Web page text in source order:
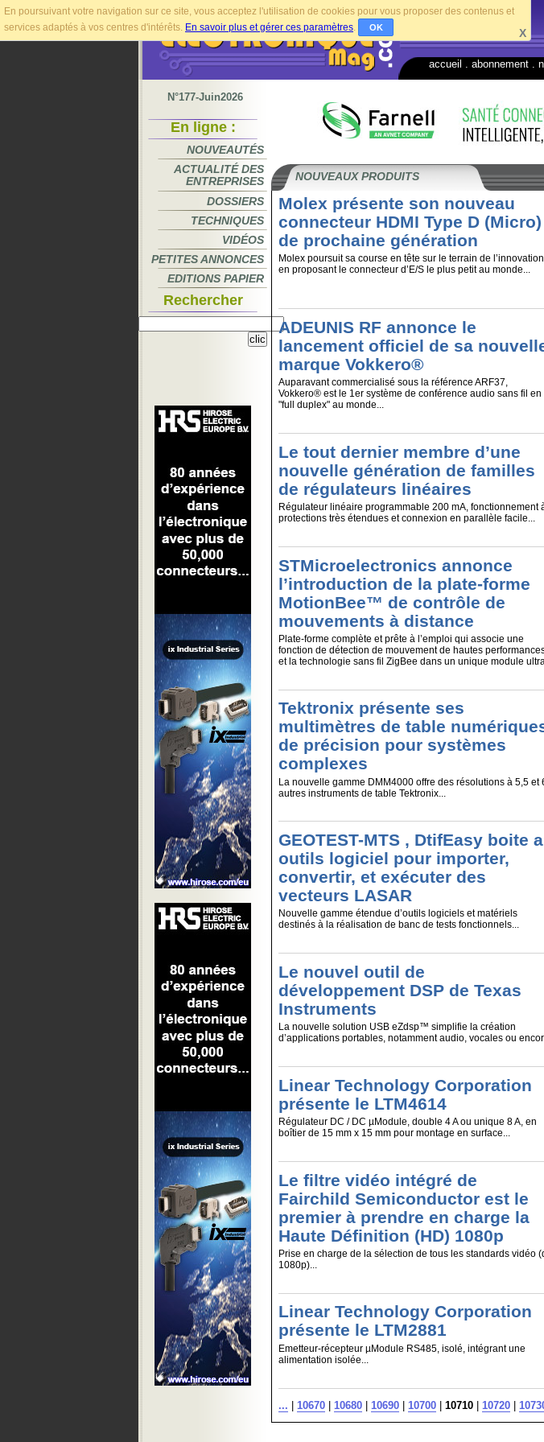
En poursuivant votre navigation sur ce site, vous acceptez l'utilisation de cookies pour vous proposer des contenus et
services adaptés à vos centres d'intérêts. En savoir plus et gérer ces paramètres. OK X
accueil abonnement
N°177-Juin2026
En ligne :
NOUVEAUTÉS
ACTUALITÉ DES
ENTREPRISES
DOSSIERS
TECHNIQUES
VIDÉOS
PETITES ANNONCES
EDITIONS PAPIER
Rechercher
NOUVEAUX PRODUITS
Molex présente son nouveau
connecteur HDMI Type D (Micro)
de prochaine génération
Molex poursuit sa course en tête sur le terrain de l’innovation
en proposant le connecteur d’E/S le plus petit au monde...
ADEUNIS RF annonce le
lancement officiel de sa
marque Vokkero®
Auparavant commercialisé sous la référence ARF37,
Vokkero® est le 1er système de conférence audio sans fil en
"full duplex" au monde...
Le tout dernier membre d’une
nouvelle génération de familles
de régulateurs linéaires
Régulateur linéaire programmable 200 mA, fonctionnement
protections très étendues et connexion en parallèle facile...
STMicroelectronics annonce
l’introduction de la plate-forme
MotionBee™ de contrôle de
mouvements à distance
Plate-forme complète et prête à l’emploi qui associe une
fonction de détection de mouvement de hautes
et la technologie sans fil ZigBee dans un unique module
Tektronix présente ses
multimètres de table
de précision pour systèmes
complexes
La nouvelle gamme DMM4000 offre des résolutions à 5,5 et
autres instruments de table Tektronix...
GEOTEST-MTS , DtifEasy boite a
outils logiciel pour importer,
convertir, et exécuter des
vecteurs LASAR
Nouvelle gamme étendue d’outils logiciels et matériels
destinés à la réalisation de banc de tests fonctionnels...
Le nouvel outil de
développement DSP de Texas
Instruments
La nouvelle solution USB eZdsp™ simplifie la création
d’applications portables, notamment audio, vocales ou
Linear Technology Corporation
présente le LTM4614
Régulateur DC / DC µModule, double 4 A ou unique 8 A, en
boîtier de 15 mm x 15 mm pour montage en surface...
Le filtre vidéo intégré de
Fairchild Semiconductor est le
premier à prendre en charge la
Haute Définition (HD) 1080p
Prise en charge de la sélection de tous les standards vidéo
1080p)...
Linear Technology Corporation
présente le LTM2881
Emetteur-récepteur µModule RS485, isolé, intégrant une
alimentation isolée...
... | 10670 | 10680 | 10690 | 10700 | 10710 | 10720 |